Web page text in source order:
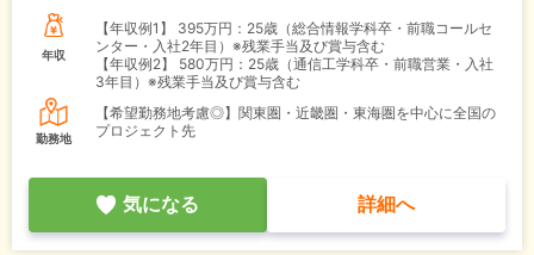
年収
【年収例1】
395万円：25歳（総合情報学科卒・前職コールセ
ンター・入社2年目）※残業手当及び賞与含む
【年収例2】
580万円：25歳（通信工学科卒・前職営業・入社
3年目）※残業手当及び賞与含む
勤務地
【希望勤務地考慮◎】関東圏・近畿圏・東海圏を中心に全国の
プロジェクト先
気になる 詳細へ